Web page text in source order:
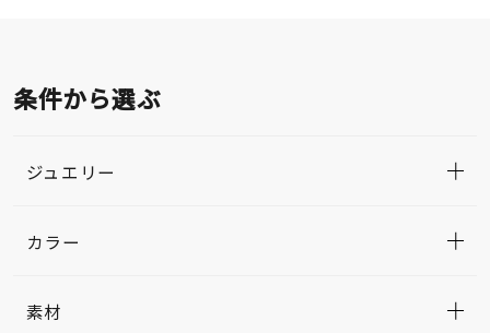
条件から選ぶ
ジュエリー
カラー
素材